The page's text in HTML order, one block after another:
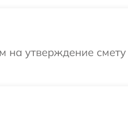
на утверждение